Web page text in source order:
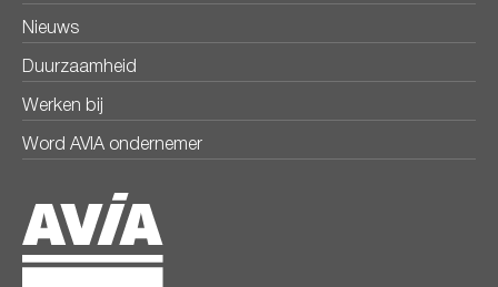
Nieuws
Duurzaamheid
Werken bij
Word AVIA ondernemer